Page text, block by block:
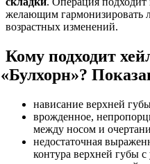
желающим гармонизировать
возрастных изменений.
Кому подходит
«Булхорн»?
нависание верхней
врожденное,
между носом и
недостаточная
контура верхней губы